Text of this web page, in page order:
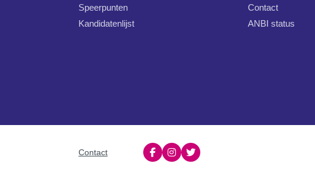
Speerpunten
Kandidatenlijst
Contact
ANBI status
Contact